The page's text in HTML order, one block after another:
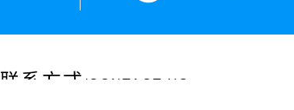
联系方式 /CONTACT US